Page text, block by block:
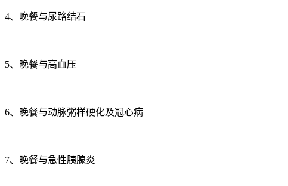
4、晚餐与尿路结石
5、晚餐与高血压
6、晚餐与动脉粥样硬化及冠心病
7、晚餐与急性胰腺炎